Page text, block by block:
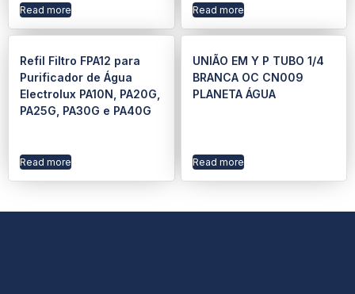
Read more Read more
Refil Filtro FPA12 para
Purificador de Água
Electrolux PA10N, PA20G,
PA25G, PA30G e PA40G
Read more
UNIÃO EM Y P TUBO 1/4
BRANCA OC CN009
PLANETA ÁGUA
Read more